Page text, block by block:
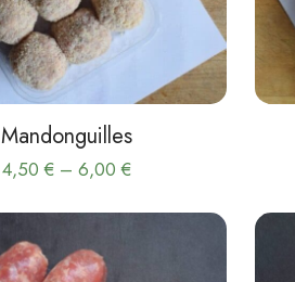
Mandonguilles
4,50€ – 6,00€Interval
té